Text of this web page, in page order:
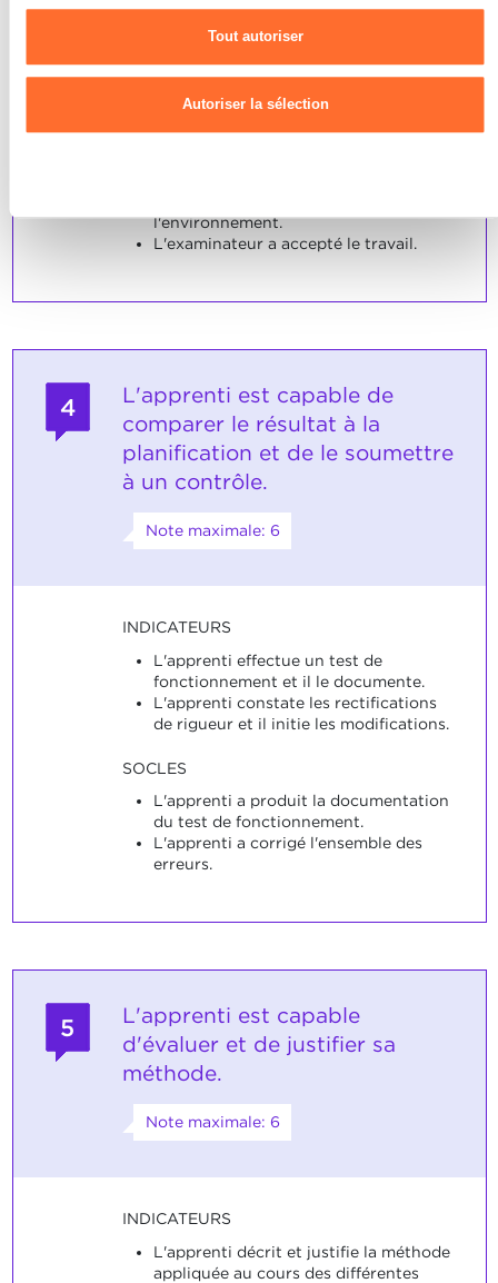
personnelles, vous pouvez consulter notre
cookieset notrePolitique de confidentialité.
Tout autoriser
Autoriser la sélection
SOCLES
L'apprenti a accompli les étapes de
indiqués.
l'environnement.
L'examinateur a accepté le travail.
4
L'apprenti est capable de
comparer le résultat à la
planification et de le soumettre
à un contrôle.
Note maximale: 6
INDICATEURS
L'apprenti effectue un test de
fonctionnement et il le documente.
L'apprenti constate les rectifications
de rigueur et il initie les modifications.
SOCLES
L'apprenti a produit la documentation
du test de fonctionnement.
L'apprenti a corrigé l'ensemble des
erreurs.
5
L'apprenti est capable
d'évaluer et de justifier sa
méthode.
Note maximale: 6
INDICATEURS
L'apprenti décrit et justifie la méthode
appliquée au cours des différentes